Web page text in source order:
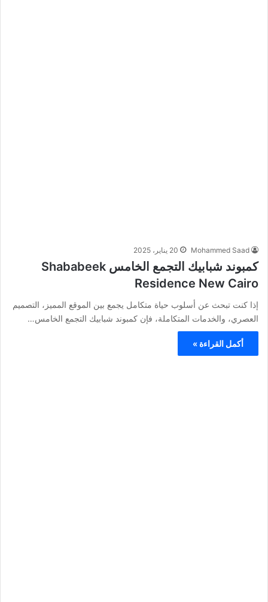
Mohammed Saad 20 يناير، 2025
كمبوند شبابيك التجمع الخامس Shababeek
Residence New Cairo
إذا كنت تبحث عن أسلوب حياة متكامل يجمع بين الموقع المميز، التصميم
العصري، والخدمات المتكاملة، فإن كمبوند شبابيك التجمع الخامس…
أكمل القراءة »